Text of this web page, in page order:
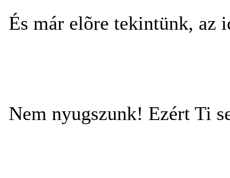
És már elõre tekintünk, az
Nem nyugszunk! Ezért Ti